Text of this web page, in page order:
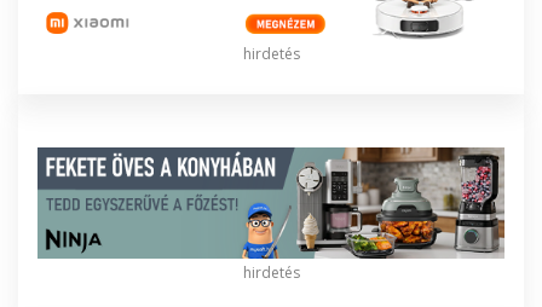
hirdetés
hirdetés